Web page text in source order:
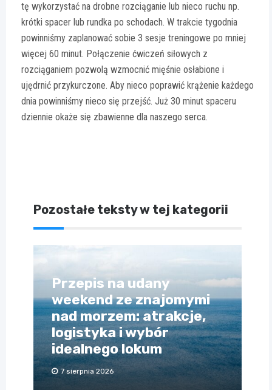
tę wykorzystać na drobne rozciąganie lub nieco ruchu np.
krótki spacer lub rundka po schodach. W trakcie tygodnia
powinniśmy zaplanować sobie 3 sesje treningowe po mniej
więcej 60 minut. Połączenie ćwiczeń siłowych z
rozciąganiem pozwolą wzmocnić mięśnie osłabione i
ujędrnić przykurczone. Aby nieco poprawić krążenie każdego
dnia powinniśmy nieco się przejść. Już 30 minut spaceru
dziennie okaże się zbawienne dla naszego serca.
Pozostałe teksty w tej kategorii
Przepis na udany
weekend ze znajomymi
nad morzem: atrakcje,
logistyka i wybór
idealnego lokum
7 sierpnia 2026